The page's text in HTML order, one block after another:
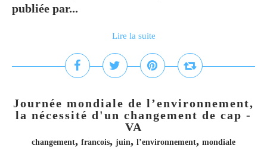
publiée par...
Lire la suite
Journée mondiale de l’environnement,
la nécessité d'un changement de cap -
VA
changement, francois, juin, l’environnement, mondiale